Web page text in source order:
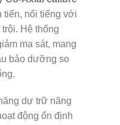
tiến, nổi tiếng với
Hệ thống
ma sát, mang
bảo dưỡng so
dự trữ năng
động ổn định